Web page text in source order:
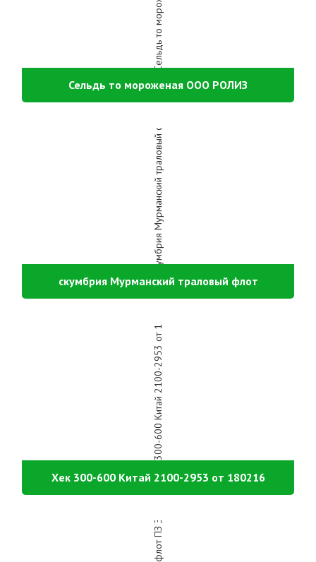
Сельдь то мороженая ООО РОЛИЗ
скумбрия Мурманский траловый флот
Хек 300-600 Китай 2100-2953 от 180216